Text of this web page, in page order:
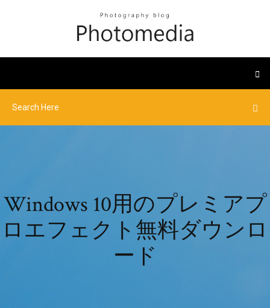
Windows 10用のプレミアプ
ロエフェクト無料ダウンロ
ード